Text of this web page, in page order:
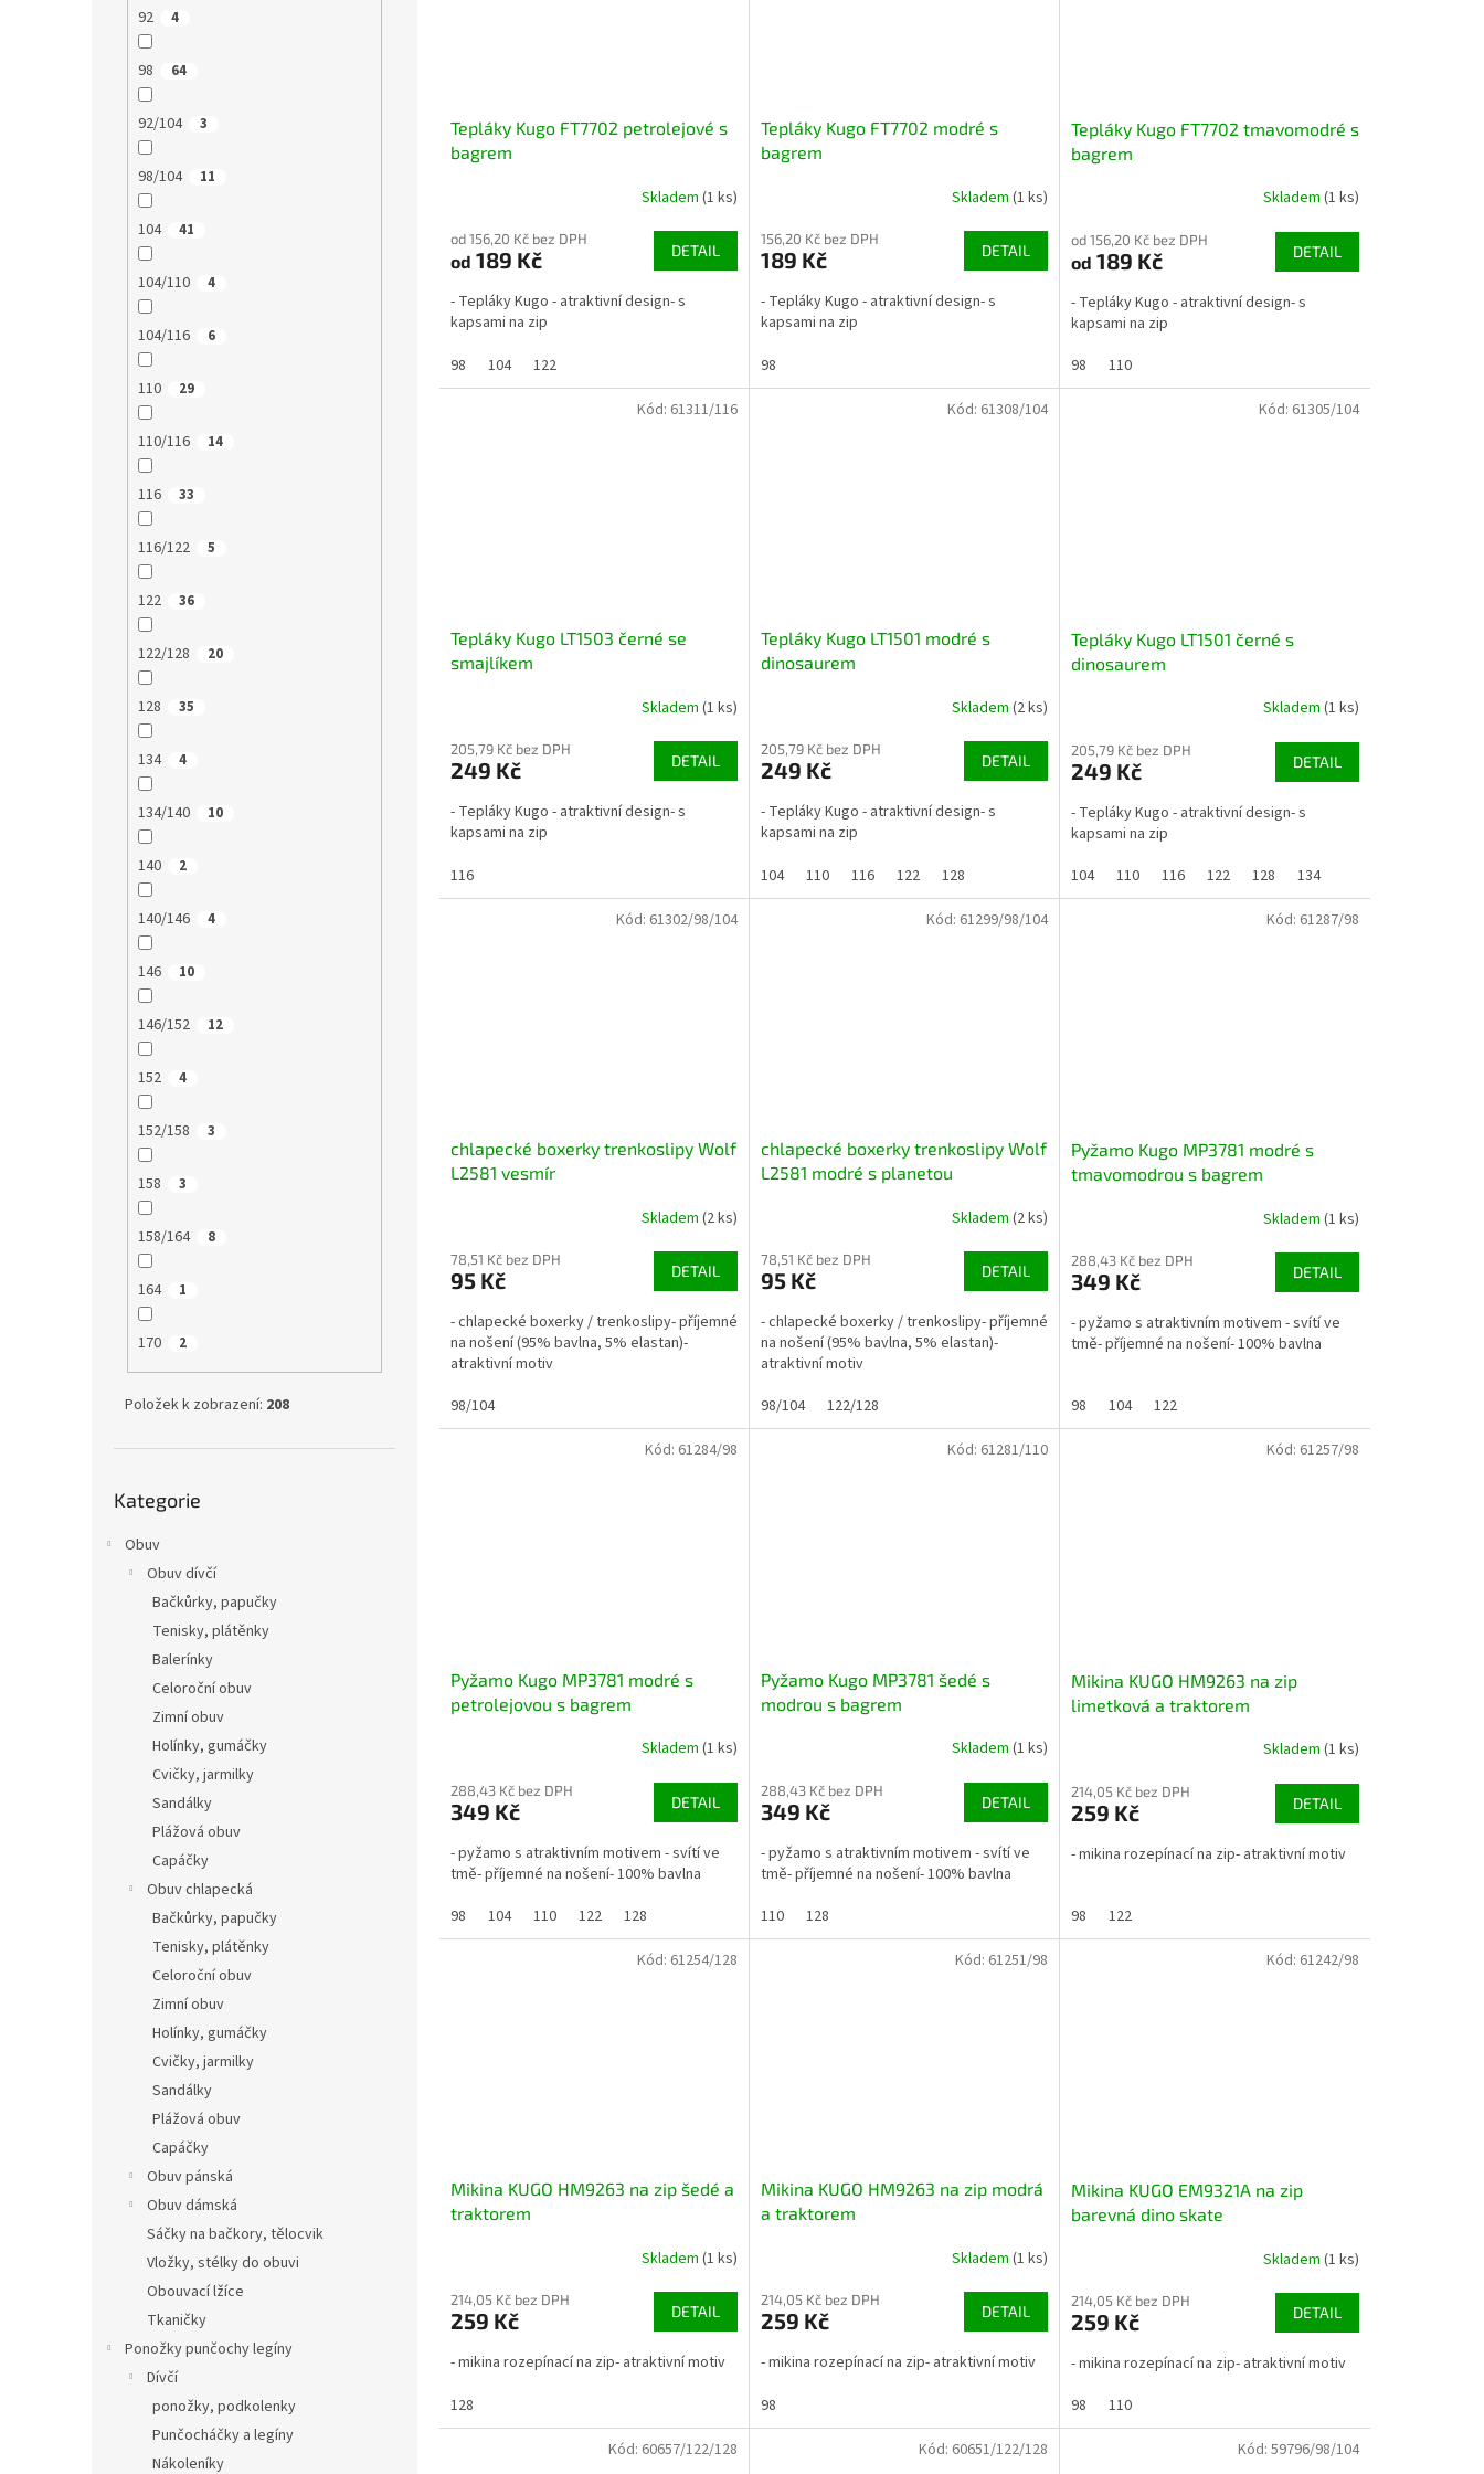
92 4
98 64
92/104 3
98/104 11
104 41
104/110 4
104/116 6
110 29
110/116 14
116 33
116/122 5
122 36
122/128 20
128 35
134 4
134/140 10
140 2
140/146 4
146 10
146/152 12
152 4
152/158 3
158 3
158/164 8
164 1
170 2
Položek k zobrazení: 208
kategorie
Kategorie
Obuv
Obuv dívčí
Bačkůrky, papučky
Tenisky, plátěnky
Balerínky
Celoroční obuv
Zimní obuv
Holínky, gumáčky
Cvičky, jarmilky
Sandálky
Plážová obuv
Capáčky
Obuv chlapecká
Bačkůrky, papučky
Tenisky, plátěnky
Celoroční obuv
Zimní obuv
Holínky, gumáčky
Cvičky, jarmilky
Sandálky
Plážová obuv
Capáčky
Obuv pánská
Obuv dámská
Sáčky na bačkory, tělocvik
Vložky, stélky do obuvi
Obouvací lžíce
Tkaničky
Ponožky punčochy legíny
Dívčí
ponožky, podkolenky
Punčocháčky a legíny
Nákoleníky
Tepláky Kugo FT7702 petrolejové s
bagrem
Skladem (1 ks)
od 156,20 Kč bez DPH
od 189 Kč DETAIL
- Tepláky Kugo - atraktivní design- s
kapsami na zip
98
104 122
Tepláky Kugo FT7702 modré s
bagrem
Skladem (1 ks)
156,20 Kč bez DPH
189 Kč DETAIL
- Tepláky Kugo - atraktivní design- s
kapsami na zip
98
Tepláky Kugo FT7702 tmavomodré s
bagrem
Skladem (1 ks)
od 156,20 Kč bez DPH
od 189 Kč DETAIL
- Tepláky Kugo - atraktivní design- s
kapsami na zip
98
110
Tepláky Kugo LT1503 černé se
smajlíkem
Skladem (1 ks)
205,79 Kč bez DPH
249 Kč DETAIL
- Tepláky Kugo - atraktivní design- s
kapsami na zip
116
Kód: 61311/116
Tepláky Kugo LT1501 modré s
dinosaurem
Skladem (2 ks)
205,79 Kč bez DPH
249 Kč DETAIL
- Tepláky Kugo - atraktivní design- s
kapsami na zip
104
110 116 122 128
Kód: 61308/104
Tepláky Kugo LT1501 černé s
dinosaurem
Skladem (1 ks)
205,79 Kč bez DPH
249 Kč DETAIL
- Tepláky Kugo - atraktivní design- s
kapsami na zip
104
110 116 122 128 134
Kód: 61305/104
chlapecké boxerky trenkoslipy Wolf
L2581 vesmír
Skladem (2 ks)
78,51 Kč bez DPH
95 Kč DETAIL
- chlapecké boxerky / trenkoslipy- příjemné
na nošení (95% bavlna, 5% elastan)-
atraktivní motiv
98/104
Kód: 61302/98/104
chlapecké boxerky trenkoslipy Wolf
L2581 modré s planetou
Skladem (2 ks)
78,51 Kč bez DPH
95 Kč DETAIL
- chlapecké boxerky / trenkoslipy- příjemné
na nošení (95% bavlna, 5% elastan)-
atraktivní motiv
98/104
122/128
Kód: 61299/98/104
Pyžamo Kugo MP3781 modré s
tmavomodrou s bagrem
Skladem (1 ks)
288,43 Kč bez DPH
349 Kč DETAIL
- pyžamo s atraktivním motivem - svítí ve
tmě- příjemné na nošení- 100% bavlna
98 104 122
Kód: 61287/98
Pyžamo Kugo MP3781 modré s
petrolejovou s bagrem
Skladem (1 ks)
288,43 Kč bez DPH
349 Kč DETAIL
- pyžamo s atraktivním motivem - svítí ve
tmě- příjemné na nošení- 100% bavlna
98
104 110 122 128
Kód: 61284/98
Pyžamo Kugo MP3781 šedé s
modrou s bagrem
Skladem (1 ks)
288,43 Kč bez DPH
349 Kč DETAIL
- pyžamo s atraktivním motivem - svítí ve
tmě- příjemné na nošení- 100% bavlna
110
128
Kód: 61281/110
Mikina KUGO HM9263 na zip
limetková a traktorem
Skladem (1 ks)
214,05 Kč bez DPH
259 Kč DETAIL
- mikina rozepínací na zip- atraktivní motiv
98 122
Kód: 61257/98
Mikina KUGO HM9263 na zip šedé a
traktorem
Skladem (1 ks)
214,05 Kč bez DPH
259 Kč DETAIL
- mikina rozepínací na zip- atraktivní motiv
128
Kód: 61254/128
Mikina KUGO HM9263 na zip modrá
a traktorem
Skladem (1 ks)
214,05 Kč bez DPH
259 Kč DETAIL
- mikina rozepínací na zip- atraktivní motiv
98
Kód: 61251/98
Mikina KUGO EM9321A na zip
barevná dino skate
Skladem (1 ks)
214,05 Kč bez DPH
259 Kč DETAIL
- mikina rozepínací na zip- atraktivní motiv
98
110
Kód: 61242/98
Kód: 60657/122/128 Kód: 60651/122/128 Kód: 59796/98/104